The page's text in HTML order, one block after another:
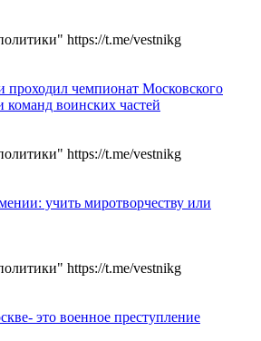
https://t.me/vestnikg
проходил чемпионат Московского
команд воинских частей
https://t.me/vestnikg
учить миротворчеству или
https://t.me/vestnikg
это военное преступление